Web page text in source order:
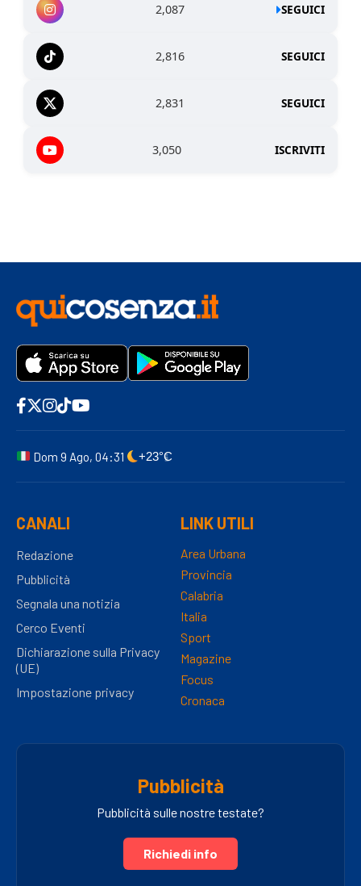
2,087 SEGUICI
2,816 SEGUICI
2,831 SEGUICI
3,050 ISCRIVITI
Dom 9 Ago, 04:31 +23°C
CANALI
Redazione
Pubblicità
Segnala una notizia
Cerco Eventi
Dichiarazione sulla Privacy
(UE)
Impostazione privacy
LINK UTILI
Area Urbana
Provincia
Calabria
Italia
Sport
Magazine
Focus
Cronaca
Pubblicità
Pubblicità sulle nostre testate?
Richiedi info